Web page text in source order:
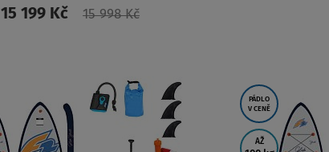
paddleboardů
15 199 Kč 15 998 Kč
PÁDLO
V CENĚ
AŽ